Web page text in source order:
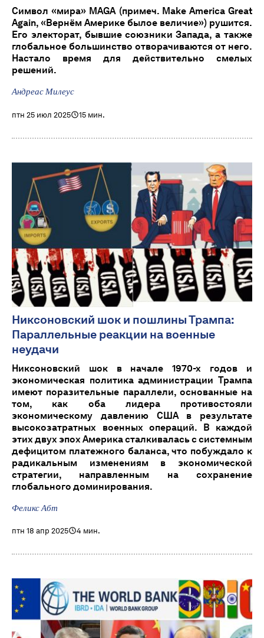
Символ «мира» MAGA (примеч. Make America Great
Again, «Вернём Америке былое величие») рушится.
Его электорат, бывшие союзники Запада, а также
глобальное большинство отворачиваются от него.
Настало время для действительно смелых
решений.
Андреас Милеус
птн 25 июл 2025 15 мин.
Никсоновский шок и пошлины Трампа:
Параллельные реакции на военные
неудачи
Никсоновский шок в начале 1970-х годов и
экономическая политика администрации Трампа
имеют поразительные параллели, основанные на
том, как оба лидера противостояли
экономическому давлению США в результате
высокозатратных военных операций. В каждой
этих двух эпох Америка сталкивалась с системным
дефицитом платежного баланса, что побуждало к
радикальным изменениям в экономической
стратегии, направленным на сохранение
глобального доминирования.
Феликс Абт
птн 18 апр 2025 4 мин.